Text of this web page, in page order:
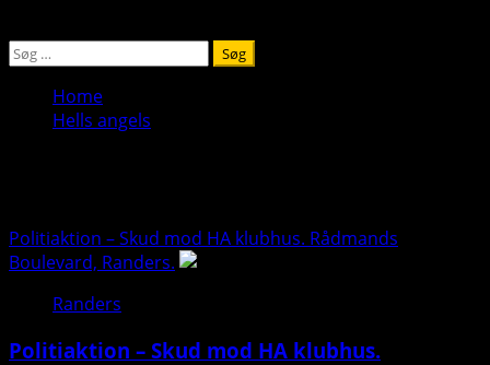
Søg
Home
Hells angels
Politiaktion – Skud mod HA klubhus. Rådmands
Boulevard, Randers.
Randers
Politiaktion – Skud mod HA klubhus.